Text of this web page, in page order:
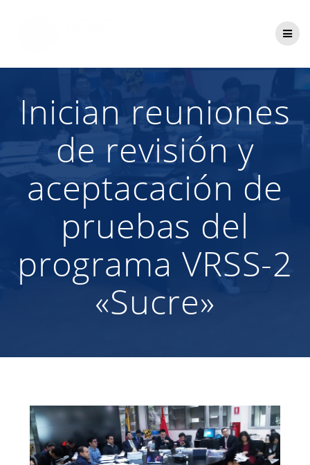
Inician reuniones
de revisión y
aceptacación de
pruebas del
programa VRSS-2
«Sucre»